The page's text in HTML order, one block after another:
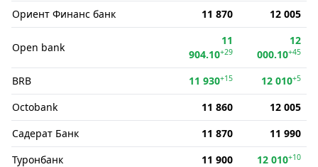
Ориент Финанс банк 11 870 12 005
Open bank
11
904.10+29
12
000.10+45
BRB 11 930+15 12 010+5
Octobank 11 860
12 005
Садерат Банк
11 870
11 990
Туронбанк
11 900 12 010+10